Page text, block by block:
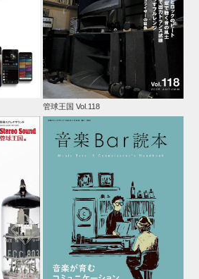
管球王国 Vol.118